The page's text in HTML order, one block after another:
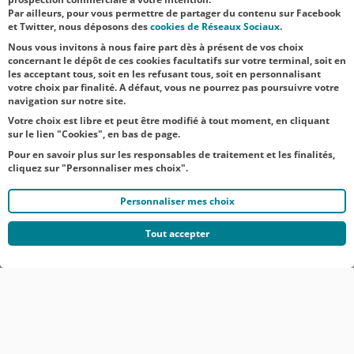
difficultés
Par ailleurs, pour vous permettre de partager du contenu sur Facebook
et Twitter, nous déposons descookies de Réseaux Sociaux.
Nous vous invitons à nous faire part dès à présent de vos choix
concernant le dépôt de ces cookies facultatifs sur votre terminal, soit en
les acceptant tous, soit en les refusant tous, soit en personnalisant
votre choix par finalité. A défaut, vous ne pourrez pas poursuivre votre
navigation sur notre site.
Votre choix est libre et peut être modifié à tout moment, en cliquant
sur le lien "Cookies", en bas de page.
Pour en savoir plus sur les responsables de traitement et les finalités,
cliquez sur "Personnaliser mes choix".
Personnaliser mes choix
Tout accepter